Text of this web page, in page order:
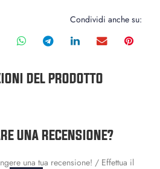
Condividi anche su:
DEL PRODOTTO
UNA RECENSIONE?
una tua recensione! / Effettua il